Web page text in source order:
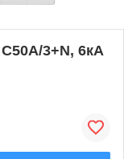
3+N, 6кА